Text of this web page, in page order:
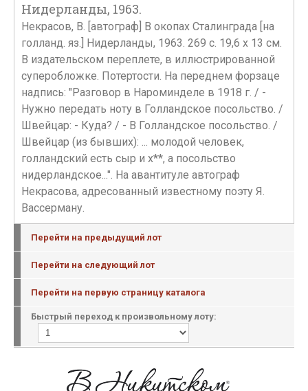
Нидерланды, 1963.
Некрасов, В. [автограф] В окопах Сталинграда [на
голланд. яз.] Нидерланды, 1963. 269 с. 19,6 х 13 см.
В издательском переплете, в иллюстрированной
суперобложке. Потертости. На переднем форзаце
надпись: "Разговор в Нароминделе в 1918 г. / -
Нужно передать ноту в Голландское посольство. /
Швейцар: - Куда? / - В Голландское посольство. /
Швейцар (из бывших): ... молодой человек,
голландский есть сыр и х**, а посольство
нидерландское...". На авантитуле автограф
Некрасова, адресованный известному поэту Я.
Вассерману.
Перейти на предыдущий лот
Перейти на следующий лот
Перейти на первую страницу каталога
Быстрый переход к произвольному лоту: